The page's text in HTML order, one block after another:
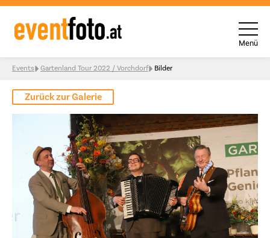
Skip to content
Menü
Events Gartenland Tour 2022 / Vorchdorf Bilder
Zurück zur Galerie